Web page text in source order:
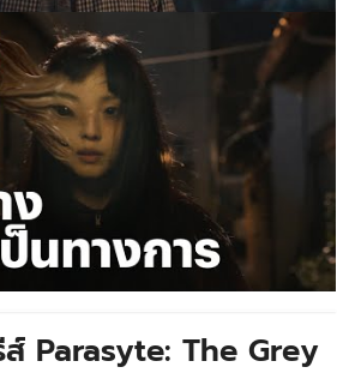
ส์ Parasyte: The Grey